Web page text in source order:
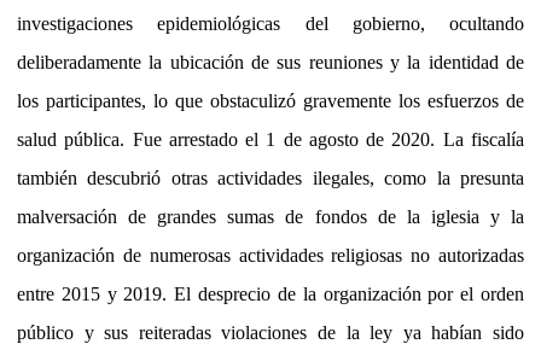
investigaciones epidemiológicas del gobierno, ocultando
deliberadamente la ubicación de sus reuniones y la identidad de
los participantes, lo que obstaculizó gravemente los esfuerzos de
salud pública. Fue arrestado el 1 de agosto de 2020. La fiscalía
también descubrió otras actividades ilegales, como la presunta
malversación de grandes sumas de fondos de la iglesia y la
organización de numerosas actividades religiosas no autorizadas
entre 2015 y 2019. El desprecio de la organización por el orden
público y sus reiteradas violaciones de la ley ya habían sido